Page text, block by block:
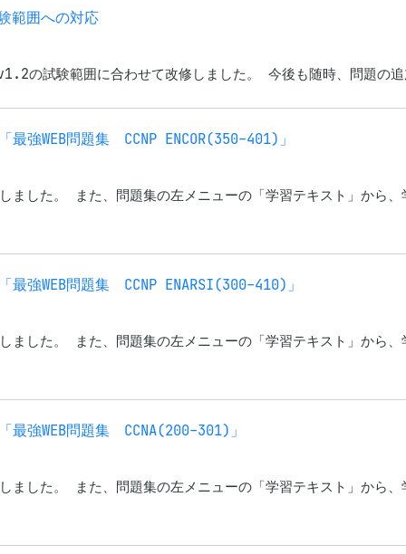
範囲への対応
の試験範囲に合わせて改修しました。 今後も随時、問題の
強WEB問題集 CCNP ENCOR(350-401)」
ました。 また、問題集の左メニューの「学習テキスト」から
最強WEB問題集 CCNP ENARSI(300-410)」
ました。 また、問題集の左メニューの「学習テキスト」から
最強WEB問題集 CCNA(200-301)」
ました。 また、問題集の左メニューの「学習テキスト」から